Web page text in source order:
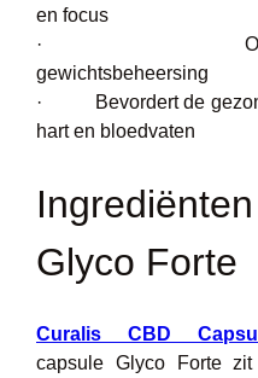
en focus
·
gewichtsbeheersing
·         Bevordert de
hart en bloedvaten
Glyco Forte
Curalis CBD
capsule Glyco Forte zit